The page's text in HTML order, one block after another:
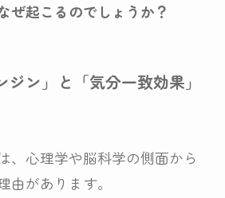
ぜ起こるのでしょうか？
ジン」と「気分一致効果」
、心理学や脳科学の側面から
由があります。